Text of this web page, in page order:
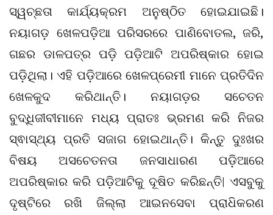
ସ୍ୱଚ୍ଛତା କାର୍ଯ୍ୟକ୍ରମ ଅନୁଷ୍ଠିତ ହୋଇଯାଇଛି।
ନୟାଗଡ଼ ଖେଳପଡ଼ିଆ ପରିସରରେ ପାଣିବୋତଲ, ଜରି,
ଗଛର ଡାଳପତ୍ର ପଡ଼ି ପଡ଼ିଆଟି ଅପରିଷ୍କାର ହୋଇ
ପଡ଼ିଥିଲା। ଏହି ପଡ଼ିଆରେ ଖେଳପ୍ରେମୀ ମାନେ ପ୍ରତିଦିନ
ଖେଳକୁଦ କରିଥାନ୍ତି। ନୟାଗଡ଼ର ସଚେତନ
ବୁଦ୍ଧିଜୀବୀମାନେ ମଧ୍ୟ ପ୍ରାତଃ ଭ୍ରମଣ କରି ନିଜର
ସ୍ଵାସ୍ଥ୍ୟ ପ୍ରତି ସଜାଗ ହୋଇଥାନ୍ତି। କିନ୍ତୁ ଦୁଃଖର
ବିଷୟ ଅସଚେତନତା ଜନସାଧାରଣ ପଡ଼ିଆରେ
ଅପରିଷ୍କାର କରି ପଡ଼ିଆଟିକୁ ଦୂଷିତ କରିଛନ୍ତି| ଏସବୁକୁ
ଦୃଷ୍ଟିରେ ରଖି ଜିଲ୍ଲା ଆଇନସେବା ପ୍ରାଧ‌ିକରଣ